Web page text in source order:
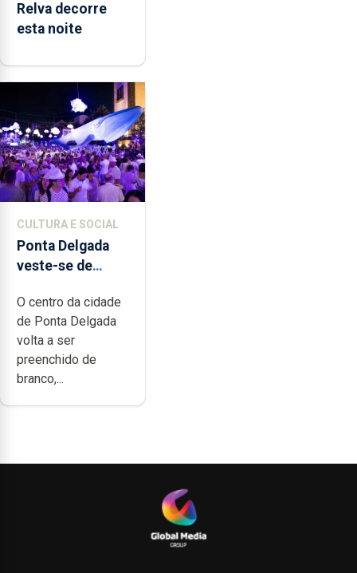
Relva decorre
esta noite
CULTURA E SOCIAL
Ponta Delgada
veste-se de
O centro da cidade
de Ponta Delgada
volta a ser
preenchido de
branco,...